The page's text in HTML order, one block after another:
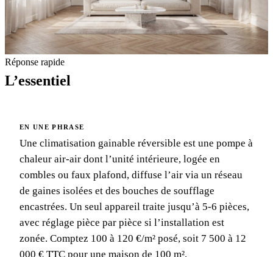
Réponse rapide
L’essentiel
EN UNE PHRASE
Une climatisation gainable réversible est une pompe à
chaleur air-air dont l’unité intérieure, logée en
combles ou faux plafond, diffuse l’air via un réseau
de gaines isolées et des bouches de soufflage
encastrées. Un seul appareil traite jusqu’à 5-6 pièces,
avec réglage pièce par pièce si l’installation est
zonée. Comptez 100 à 120 €/m² posé, soit 7 500 à 12
000 € TTC pour une maison de 100 m².